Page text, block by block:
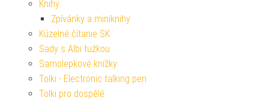
Knihy
Zpívánky a miniknihy
Kúzelné čítanie SK
Sady s Albi tužkou
Samolepkové knížky
Tolki - Electronic talking pen
Tolki pro dospělé